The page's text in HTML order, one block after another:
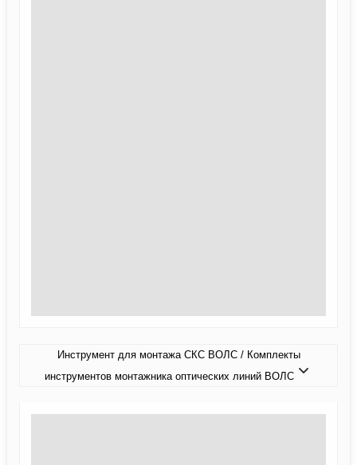
Инструмент для монтажа СКС ВОЛС / Комплекты
инструментов монтажника оптических линий ВОЛС